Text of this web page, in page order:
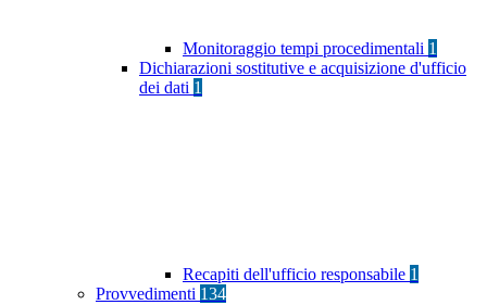
Monitoraggio tempi procedimentali 1
Dichiarazioni sostitutive e acquisizione d'ufficio
dei dati 1
Recapiti dell'ufficio responsabile 1
Provvedimenti 134